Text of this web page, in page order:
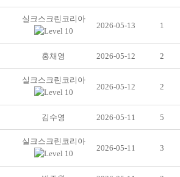
실크스크린코리아
2026-05-13 1
홍채영 2026-05-12 2
실크스크린코리아
2026-05-12 2
김수영 2026-05-11 5
실크스크린코리아
2026-05-11 3